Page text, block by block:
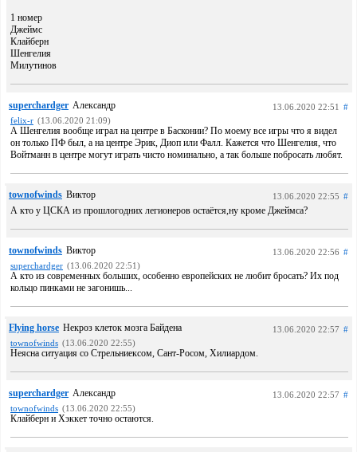
1 номер
Джеймс
Клайберн
Шенгелия
Милутинов
superchardger Александр 13.06.2020 22:51 #
felix-r (13.06.2020 21:09)
А Шенгелия вообще играл на центре в Басконии? По моему все игры что я видел
он только ПФ был, а на центре Эрик, Диоп или Фалл. Кажется что Шенгелия, что
Войтманн в центре могут играть чисто номинально, а так больше побросать любят.
townofwinds Виктор 13.06.2020 22:55 #
А кто у ЦСКА из прошлогодних легионеров остаётся,ну кроме Джеймса?
townofwinds Виктор 13.06.2020 22:56 #
superchardger (13.06.2020 22:51)
А кто из современных больших, особенно европейских не любит бросать? Их под
кольцо пинками не загонишь...
Flying horse Некроз клеток мозга Байдена 13.06.2020 22:57 #
townofwinds (13.06.2020 22:55)
Неясна ситуация со Стрельниексом, Сант-Росом, Хилиардом.
superchardger Александр 13.06.2020 22:57 #
townofwinds (13.06.2020 22:55)
Клайберн и Хэккет точно остаются.